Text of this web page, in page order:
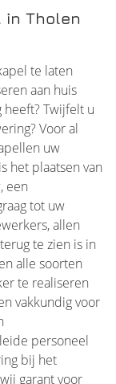
in Tholen
te laten
aan huis
Twijfelt u
Voor al
uw
het plaatsen van
een
tot uw
allen
te zien is in
alle soorten
te realiseren
vakkundig voor
personeel
bij het
garant voor